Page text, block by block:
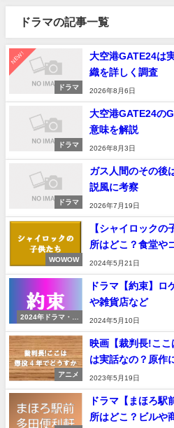
ドラマの記事一覧
NEW!
ドラマ
大空港GATE24は
織を詳しく調査
2026年8月6日
ドラマ
大空港GATE24の
意味を解説
2026年8月3日
ドラマ
ガス人間のその後
説風に考察
2026年7月19日
WOWOW
【シャイロックの
所はどこ？食堂や
2024年5月21日
2024年ドラマ・映
ドラマ【約束】ロ
や雑貨店など
2024年5月10日
アニメ
映画【裁判長!こ
は実話なの？原作
2023年5月19日
ドラマ【まほろ駅
所はどこ？ビルや